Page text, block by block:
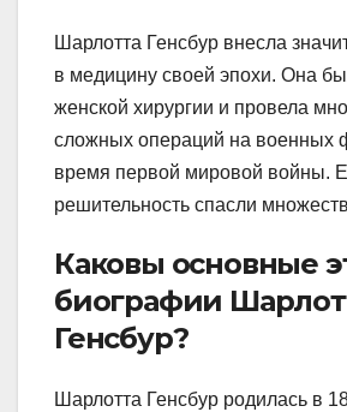
Шарлотта Генсбур внесла
в медицину своей эпохи. Она
женской хирургии и провела
сложных операций на военных
время первой мировой войны.
решительность спасли
Каковы основные
биографии
Генсбур?
Шарлотта Генсбур родилась в